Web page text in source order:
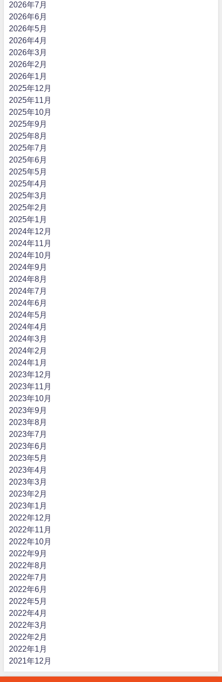
2026年7月
2026年6月
2026年5月
2026年4月
2026年3月
2026年2月
2026年1月
2025年12月
2025年11月
2025年10月
2025年9月
2025年8月
2025年7月
2025年6月
2025年5月
2025年4月
2025年3月
2025年2月
2025年1月
2024年12月
2024年11月
2024年10月
2024年9月
2024年8月
2024年7月
2024年6月
2024年5月
2024年4月
2024年3月
2024年2月
2024年1月
2023年12月
2023年11月
2023年10月
2023年9月
2023年8月
2023年7月
2023年6月
2023年5月
2023年4月
2023年3月
2023年2月
2023年1月
2022年12月
2022年11月
2022年10月
2022年9月
2022年8月
2022年7月
2022年6月
2022年5月
2022年4月
2022年3月
2022年2月
2022年1月
2021年12月